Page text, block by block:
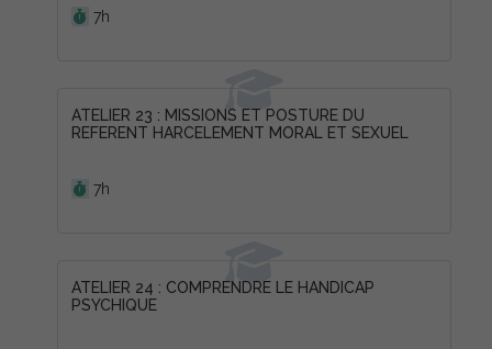
7h
ATELIER 23 : MISSIONS ET POSTURE DU
REFERENT HARCELEMENT MORAL ET SEXUEL
7h
ATELIER 24 : COMPRENDRE LE HANDICAP
PSYCHIQUE